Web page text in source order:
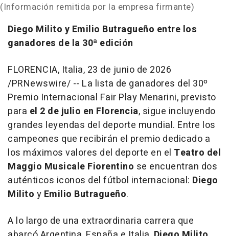
(Información remitida por la empresa firmante)
Diego Milito y Emilio Butragueño entre los
ganadores de la 30ª edición
FLORENCIA, Italia, 23 de junio de 2026
/PRNewswire/ -- La lista de ganadores del 30º
Premio Internacional Fair Play Menarini, previsto
para el 2 de julio en Florencia, sigue incluyendo
grandes leyendas del deporte mundial. Entre los
campeones que recibirán el premio dedicado a
los máximos valores del deporte en el Teatro del
Maggio Musicale Fiorentino se encuentran dos
auténticos iconos del fútbol internacional: Diego
Milito y Emilio Butragueño.
A lo largo de una extraordinaria carrera que